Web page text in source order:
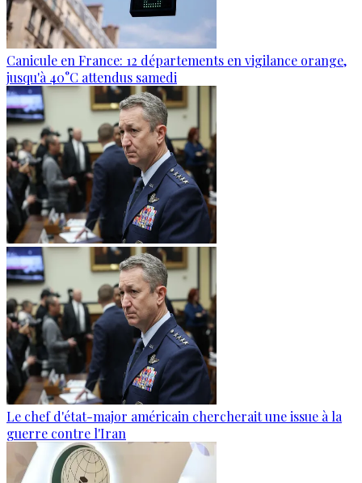
Canicule en France: 12 départements en vigilance orange,
jusqu'à 40°C attendus samedi
Le chef d'état-major américain chercherait une issue à la
guerre contre l'Iran